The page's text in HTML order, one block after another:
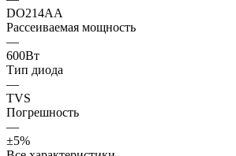
DO214AA
Рассеиваемая мощность
—
600Вт
Тип диода
—
TVS
Погрешность
—
±5%